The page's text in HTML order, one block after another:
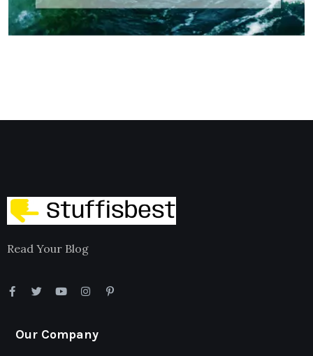
Read Your Blog
Our Company